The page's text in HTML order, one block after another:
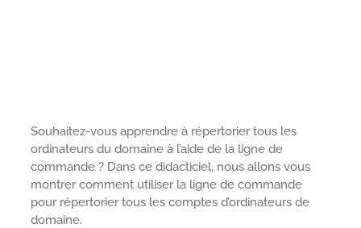
Souhaitez-vous apprendre à répertorier tous les
ordinateurs du domaine à l’aide de la ligne de
commande ? Dans ce didacticiel, nous allons vous
montrer comment utiliser la ligne de commande
pour répertorier tous les comptes d’ordinateurs de
domaine.